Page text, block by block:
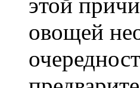
овощей